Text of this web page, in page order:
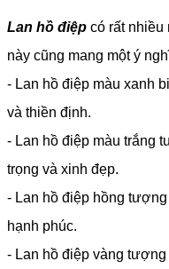
Lan hồ điệp có rất nhiều
này cũng mang một ý
- Lan hồ điệp màu xanh
và thiền định.
- Lan hồ điệp màu trắng
trọng và xinh đẹp.
- Lan hồ điệp hồng
hạnh phúc.
- Lan hồ điệp vàng